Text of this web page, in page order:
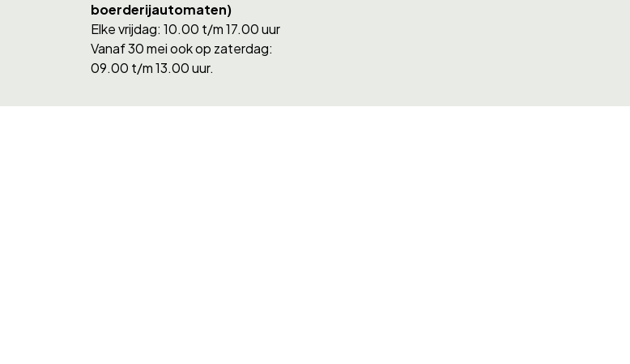
boerderijautomaten)
Elke vrijdag: 10.00 t/m 17.00 uur
Vanaf 30 mei ook op zaterdag:
09.00 t/m 13.00 uur.